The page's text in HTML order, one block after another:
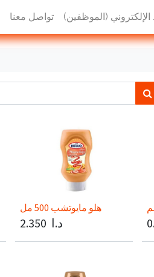
تواصل معنا الإلكتروني (الموظفين)
هلو مايوتشب 500 مل
2.350 د.ا